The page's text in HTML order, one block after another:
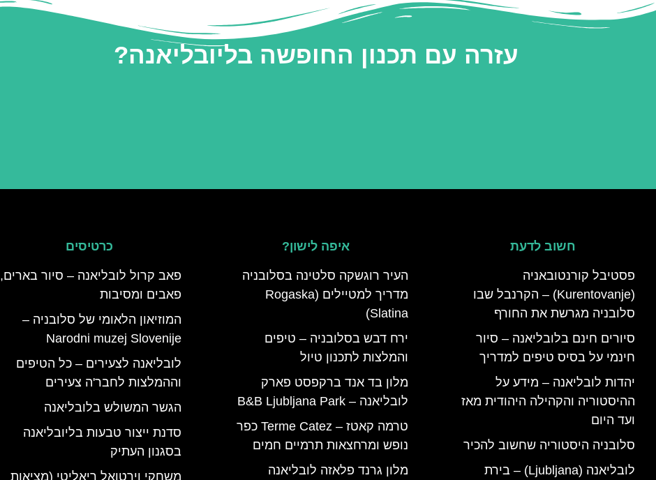
עזרה עם תכנון החופשה בליובליאנה?
חשוב לדעת
פסטיבל קורנטובאניה
(Kurentovanje) – הקרנבל שבו
סלובניה מגרשת את החורף
סיורים חינם בלובליאנה – סיור
חינמי על בסיס טיפים למדריך
יהדות לובליאנה – מידע על
ההיסטוריה והקהילה היהודית מאז
ועד היום
סלובניה היסטוריה שחשוב להכיר
לובליאנה (Ljubljana) – בירת
איפה לישון?
העיר רוגשקה סלטינה בסלובניה
מדריך למטיילים (Rogaska
Slatina)
ירח דבש בסלובניה – טיפים
והמלצות לתכנון טיול
מלון בד אנד ברקפסט פארק
לובליאנה – B&B Ljubljana Park
טרמה קאטז – Terme Catez כפר
נופש ומרחצאות תרמיים חמים
מלון גרנד פלאזה לובליאנה
כרטיסים
פאב קרול לובליאנה – סיור בארים,
פאבים ומסיבות
המוזיאון הלאומי של סלובניה –
Narodni muzej Slovenije
לובליאנה לצעירים – כל הטיפים
וההמלצות לחבר'ה צעירים
הגשר המשולש בלובליאנה
סדנת ייצור טבעות בליובליאנה
בסגנון העתיק
משחקי וירטואל ריאליטי (מציאות